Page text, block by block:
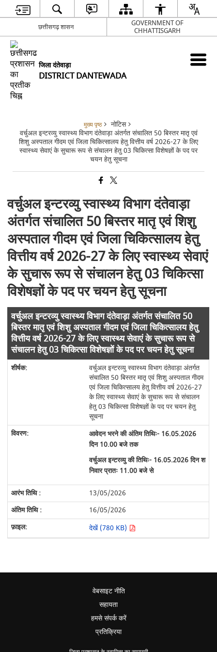
छत्तीसगढ़ शासन
GOVERNMENT OF
CHHATTISGARH
जिला दंतेवाड़ा
DISTRICT DANTEWADA
मुख्य पृष्ठ
नोटिस
वर्चुअल इन्टरव्यु स्वास्थ्य विभाग दंतेवाड़ा अंतर्गत संचालित 50 बिस्तर मातृ एवं
शिशु अस्पताल गीदम एवं जिला चिकित्सालय हेतु वित्तीय वर्ष 2026-27 के लिए
स्वास्थ्य सेवाएं के सुचारू रूप से संचालन हेतु 03 चिकित्सा विशेषज्ञों के पद पर
चयन हेतु सूचना
वर्चुअल इन्टरव्यु स्वास्थ्य विभाग दंतेवाड़ा
अंतर्गत संचालित 50 बिस्तर मातृ एवं शिशु
अस्पताल गीदम एवं जिला चिकित्सालय हेतु
वित्तीय वर्ष 2026-27 के लिए स्वास्थ्य सेवाएं
के सुचारू रूप से संचालन हेतु 03 चिकित्सा
विशेषज्ञों के पद पर चयन हेतु सूचना
वर्चुअल इन्टरव्यु स्वास्थ्य विभाग दंतेवाड़ा अंतर्गत संचालित 50
बिस्तर मातृ एवं शिशु अस्पताल गीदम एवं जिला चिकित्सालय हेतु
वित्तीय वर्ष 2026-27 के लिए स्वास्थ्य सेवाएं के सुचारू रूप से
संचालन हेतु 03 चिकित्सा विशेषज्ञों के पद पर चयन हेतु सूचना
वर्चुअल इन्टरव्यु स्वास्थ्य विभाग दंतेवाड़ा अंतर्गत
संचालित 50 बिस्तर मातृ एवं शिशु अस्पताल गीदम
एवं जिला चिकित्सालय हेतु वित्तीय वर्ष 2026-27
के लिए स्वास्थ्य सेवाएं के सुचारू रूप से संचालन
हेतु 03 चिकित्सा विशेषज्ञों के पद पर चयन हेतु
सूचना
आवेदन भरने की अंतिम तिथिः- 16.05.2026
दिन 10.00 बजे तक
वर्चुअल इन्टरव्यु की तिथिः- 16.05.2026 दिन श
निवार प्रातः 11.00 बजे से
13/05/2026
16/05/2026
देखें (780 KB)
वेबसाइट नीति
सहायता
हमसे संपर्क करें
प्रतिक्रिया